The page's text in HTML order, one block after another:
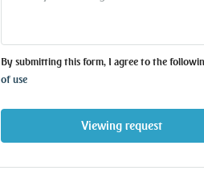
By submitting this form, I agree to the
of use
Viewing request